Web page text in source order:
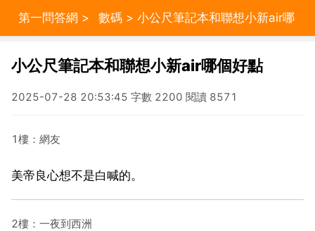
第一問答網 > 數碼 > 小公尺筆記本和聯想小新air哪
小公尺筆記本和聯想小新air哪個好點
2025-07-28 20:53:45 字數 2200 閱讀 8571
1樓：網友
美帝良心想不是白喊的。
2樓：一夜到西洲